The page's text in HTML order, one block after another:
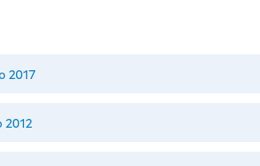
2017
2012